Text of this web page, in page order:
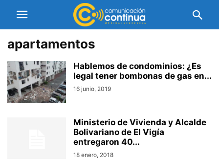
apartamentos
Hablemos de condominios: ¿Es
legal tener bombonas de gas en...
16 junio, 2019
Ministerio de Vivienda y Alcalde
Bolivariano de El Vigía
entregaron 40...
18 enero, 2018